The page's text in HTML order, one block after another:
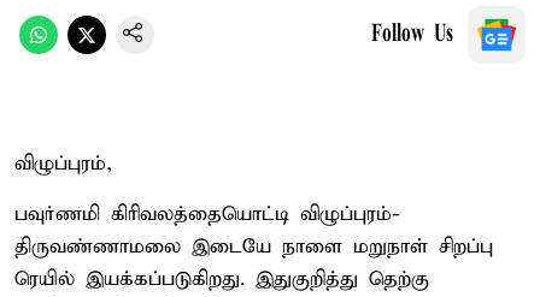
Follow Us
விழுப்புரம்,
பவுர்ணமி கிரிவலத்தையொட்டி விழுப்புரம்-
திருவண்ணாமலை இடையே நாளை மறுநாள் சிறப்பு
ரெயில் இயக்கப்படுகிறது. இதுகுறித்து தெற்கு